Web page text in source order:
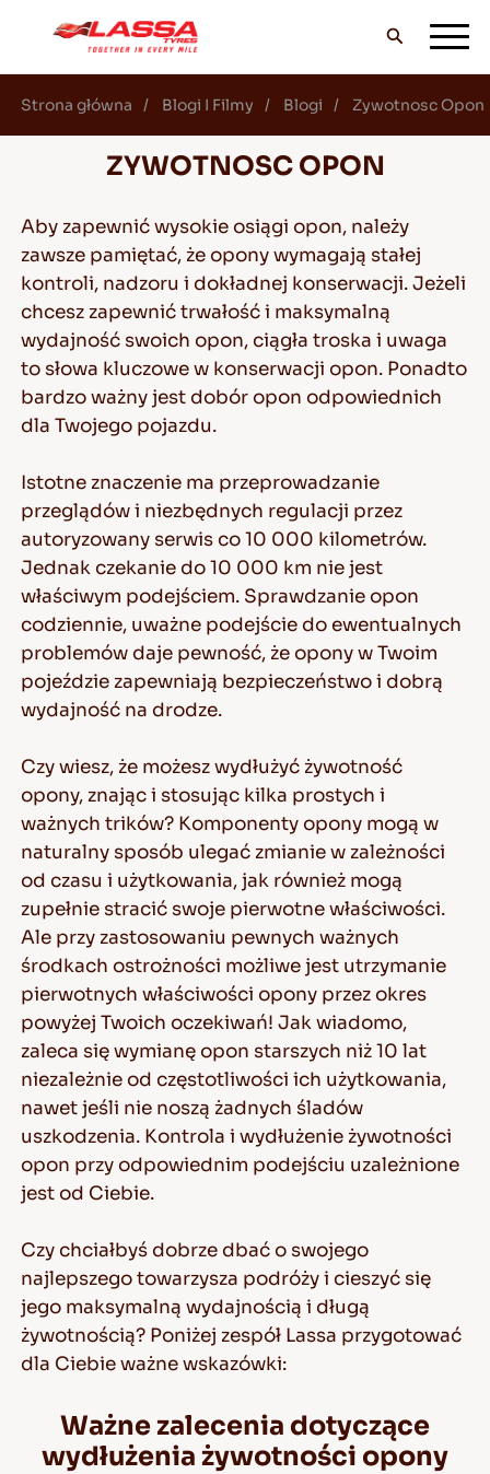
WSZYSTKIE OPONY LASSA
BLOGI I FILMY
JEDŹ Z LASSĄ!
SERWIS I POMOC
PL
Porady Dotyczace Jazdy Po Sniegu
Strona główna Blogi I Filmy Blogi Zywotnosc Opon
ZYWOTNOSC OPON
Aby zapewnić wysokie osiągi opon, należy
zawsze pamiętać, że opony wymagają stałej
kontroli, nadzoru i dokładnej konserwacji. Jeżeli
chcesz zapewnić trwałość i maksymalną
wydajność swoich opon, ciągła troska i uwaga
to słowa kluczowe w konserwacji opon. Ponadto
bardzo ważny jest dobór opon odpowiednich
dla Twojego pojazdu.
Istotne znaczenie ma przeprowadzanie
przeglądów i niezbędnych regulacji przez
autoryzowany serwis co 10 000 kilometrów.
Jednak czekanie do 10 000 km nie jest
właściwym podejściem. Sprawdzanie opon
codziennie, uważne podejście do ewentualnych
problemów daje pewność, że opony w Twoim
pojeździe zapewniają bezpieczeństwo i dobrą
wydajność na drodze.
Czy wiesz, że możesz wydłużyć żywotność
opony, znając i stosując kilka prostych i
ważnych trików? Komponenty opony mogą w
naturalny sposób ulegać zmianie w zależności
od czasu i użytkowania, jak również mogą
zupełnie stracić swoje pierwotne właściwości.
Ale przy zastosowaniu pewnych ważnych
środkach ostrożności możliwe jest utrzymanie
pierwotnych właściwości opony przez okres
powyżej Twoich oczekiwań! Jak wiadomo,
zaleca się wymianę opon starszych niż 10 lat
niezależnie od częstotliwości ich użytkowania,
nawet jeśli nie noszą żadnych śladów
uszkodzenia. Kontrola i wydłużenie żywotności
opon przy odpowiednim podejściu uzależnione
jest od Ciebie.
Czy chciałbyś dobrze dbać o swojego
najlepszego towarzysza podróży i cieszyć się
jego maksymalną wydajnością i długą
żywotnością? Poniżej zespół Lassa przygotować
dla Ciebie ważne wskazówki:
Ważne zalecenia dotyczące
wydłużenia żywotności opony